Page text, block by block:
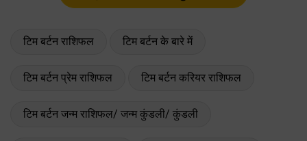
टिम बर्टन राशिफल टिम बर्टन के बारे में
टिम बर्टन प्रेम राशिफल टिम बर्टन करियर राशिफल
टिम बर्टन जन्म राशिफल/ जन्म कुंडली/ कुंडली